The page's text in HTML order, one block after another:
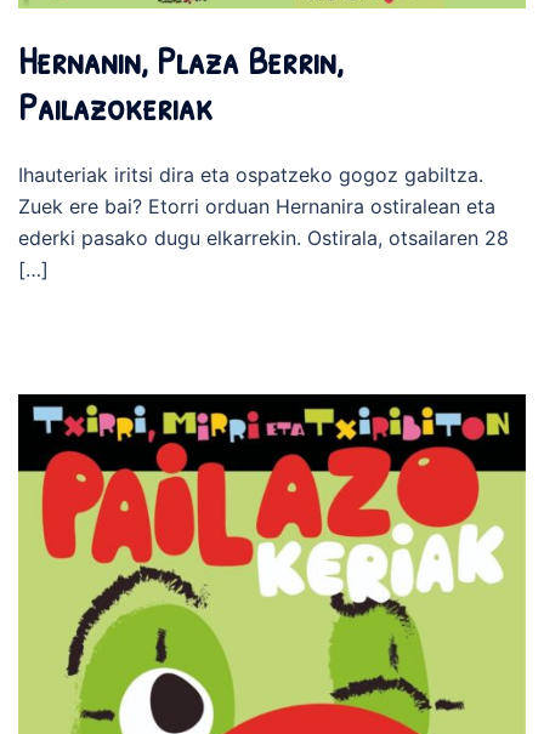
Hernanin, Plaza Berrin,
Pailazokeriak
Ihauteriak iritsi dira eta ospatzeko gogoz gabiltza.
Zuek ere bai? Etorri orduan Hernanira ostiralean eta
ederki pasako dugu elkarrekin. Ostirala, otsailaren 28
[…]